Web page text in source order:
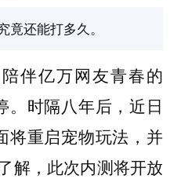
还能打多久。
伴亿万网友青春的
。时隔八年后，近日
将重启宠物玩法，并
解，此次内测将开放